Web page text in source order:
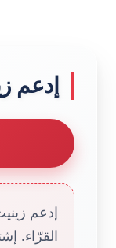
إدعم
إدعم
القرّاء.